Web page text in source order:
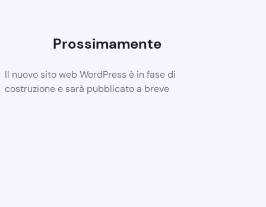
Prossimamente
Il nuovo sito web WordPress è in fase di
costruzione e sarà pubblicato a breve